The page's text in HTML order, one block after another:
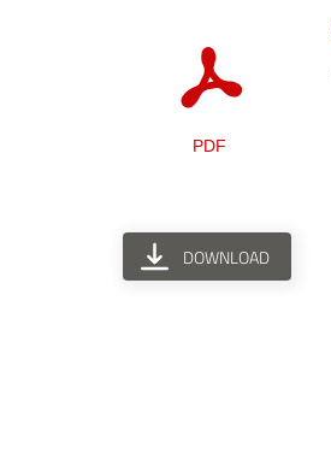
DOWNLOAD